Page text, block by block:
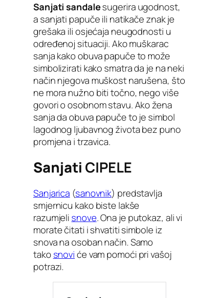
Sanjati sandalesugerira ugodnost,
a sanjati papuče ili natikače znak je
grešaka ili osjećaja neugodnosti u
određenoj situaciji. Ako muškarac
sanja kako obuva papuče to može
simbolizirati kako smatra da je na neki
način njegova muškost narušena, što
ne mora nužno biti točno, nego više
govori o osobnom stavu. Ako žena
sanja da obuva papuče to je simbol
lagodnog ljubavnog života bez puno
promjena i trzavica.
SanjatiCIPELE
Sanjarica (sanovnik) predstavlja
smjernicu kako biste lakše
razumjeli snove. Ona je putokaz, ali vi
morate čitati i shvatiti simbole iz
snova na osoban način. Samo
tako snoviće vam pomoći pri vašoj
potrazi.